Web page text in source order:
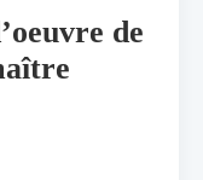
de